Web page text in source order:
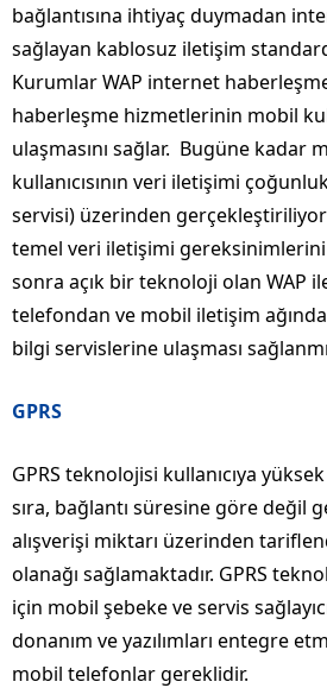
bağlantısına ihtiyaç duymadan
sağlayan kablosuz iletişim
Kurumlar WAP internet
haberleşme hizmetlerinin mobil
ulaşmasını sağlar. Bugüne kadar
kullanıcısının veri iletişimi
servisi) üzerinden
temel veri iletişimi gereksinimlerini
sonra açık bir teknoloji olan WAP
telefondan ve mobil iletişim
bilgi servislerine ulaşması
GPRS
GPRS teknolojisi kullanıcıya yüksek
sıra, bağlantı süresine göre değil
alışverişi miktarı üzerinden
olanağı sağlamaktadır. GPRS
için mobil şebeke ve servis
donanım ve yazılımları entegre
mobil telefonlar gereklidir.